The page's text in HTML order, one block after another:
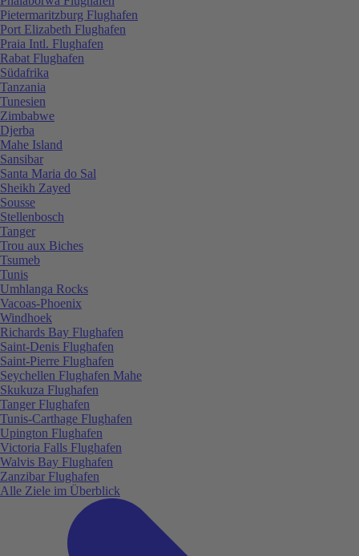
Pietermaritzburg Flughafen
Port Elizabeth Flughafen
Praia Intl. Flughafen
Rabat Flughafen
Südafrika
Tanzania
Tunesien
Zimbabwe
Djerba
Mahe Island
Sansibar
Santa Maria do Sal
Sheikh Zayed
Sousse
Stellenbosch
Tanger
Trou aux Biches
Tsumeb
Tunis
Umhlanga Rocks
Vacoas-Phoenix
Windhoek
Richards Bay Flughafen
Saint-Denis Flughafen
Saint-Pierre Flughafen
Seychellen Flughafen Mahe
Skukuza Flughafen
Tanger Flughafen
Tunis-Carthage Flughafen
Upington Flughafen
Victoria Falls Flughafen
Walvis Bay Flughafen
Zanzibar Flughafen
Alle Ziele im Überblick